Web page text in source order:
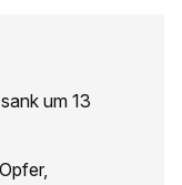
um 13